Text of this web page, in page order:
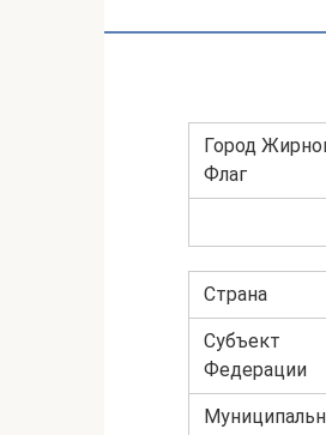
Город
Флаг
Страна
Субъект
Федерации